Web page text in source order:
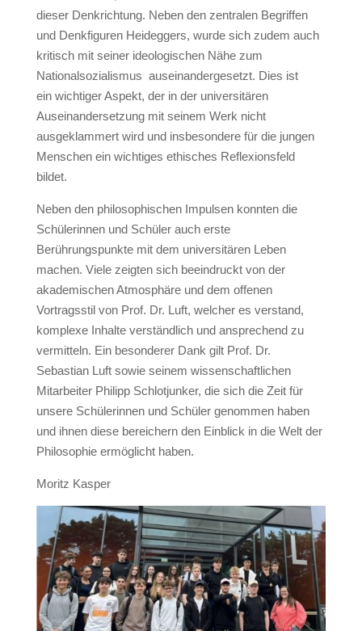
dieser Denkrichtung. Neben den zentralen Begriffen
und Denkfiguren Heideggers, wurde sich zudem auch
kritisch mit seiner ideologischen Nähe zum
Nationalsozialismus auseinandergesetzt. Dies ist
ein wichtiger Aspekt, der in der universitären
Auseinandersetzung mit seinem Werk nicht
ausgeklammert wird und insbesondere für die jungen
Menschen ein wichtiges ethisches Reflexionsfeld
bildet.
Neben den philosophischen Impulsen konnten die
Schülerinnen und Schüler auch erste
Berührungspunkte mit dem universitären Leben
machen. Viele zeigten sich beeindruckt von der
akademischen Atmosphäre und dem offenen
Vortragsstil von Prof. Dr. Luft, welcher es verstand,
komplexe Inhalte verständlich und ansprechend zu
vermitteln. Ein besonderer Dank gilt Prof. Dr.
Sebastian Luft sowie seinem wissenschaftlichen
Mitarbeiter Philipp Schlotjunker, die sich die Zeit für
unsere Schülerinnen und Schüler genommen haben
und ihnen diese bereichern den Einblick in die Welt der
Philosophie ermöglicht haben.
Moritz Kasper